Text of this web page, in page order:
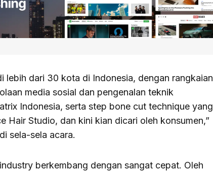
lebih dari 30 kota di Indonesia, dengan rangkaian
media sosial dan pengenalan teknik
Indonesia, serta step bone cut technique yang
Hair Studio, dan kini kian dicari oleh konsumen,”
sela-sela acara.
berkembang dengan sangat cepat. Oleh